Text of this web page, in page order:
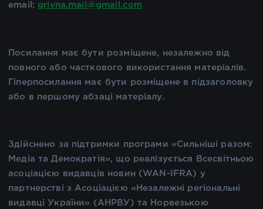
email: grivna.mail@gmail.com
Посилання має бути розміщене, незалежно від
повного або часткового використання матеріалів.
Гіперпосилання має бути розміщене в підзаголовку
або в першому абзаці матеріалу.
Здійснено за підтримки програми «Сильніші разом:
Медіа та Демократія», що реалізується Всесвітньою
асоціацією видавців новин (WAN-IFRA) у
партнерстві з Асоціацією «Незалежні регіональні
видавці України» (АНРВУ) та Норвезькою